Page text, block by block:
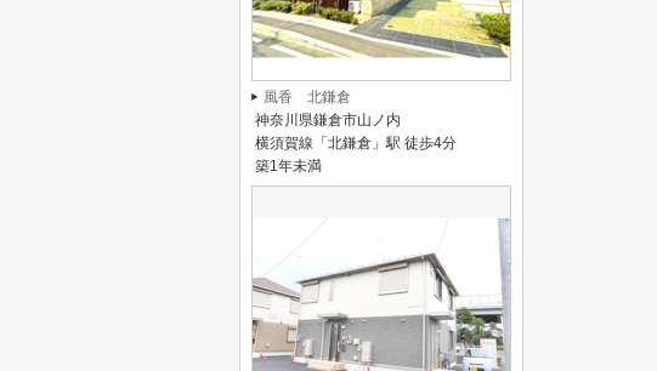
風香 北鎌倉
神奈川県鎌倉市山ノ内
横須賀線「北鎌倉」駅 徒歩4分
築1年未満